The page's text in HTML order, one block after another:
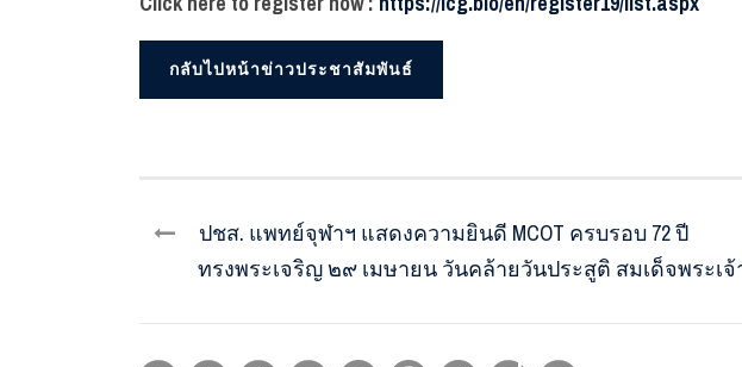
กลับไปหน้าข่าวประชาสัมพันธ์
ปชส. แพทย์จุฬาฯ แสดงความยินดี MCOT ครบรอบ 72 ปี
ทรงพระเจริญ ๒๙ เมษายน วันคล้ายวันประสูติ สมเด็จพระ